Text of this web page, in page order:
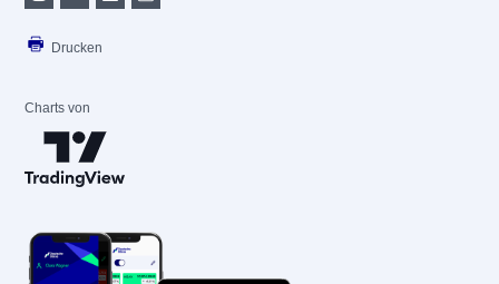
Drucken
Charts von